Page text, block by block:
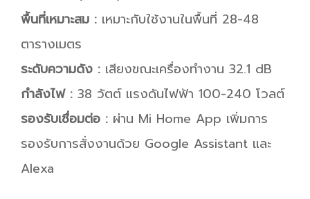
พื้นที่เหมาะสม : เหมาะกับใช้งานในพื้นที่ 28-48
ตารางเมตร
ระดับความดัง : เสียงขณะเครื่องทำงาน 32.1 dB
กำลังไฟ : 38 วัตต์ แรงดันไฟฟ้า 100-240 โวลต์
รองรับเชื่อมต่อ : ผ่าน Mi Home App เพิ่มการ
รองรับการสั่งงานด้วย Google Assistant และ
Alexa